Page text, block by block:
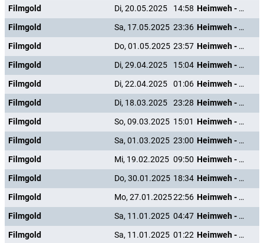
Filmgold
Di, 20.05.2025 14:58
Heimweh - Dort wo die Blumen blühn
Filmgold
Sa, 17.05.2025 23:36
Heimweh - Dort wo die Blumen blühn
Filmgold
Do, 01.05.2025 23:57
Heimweh - Dort wo die Blumen blühn
Filmgold
Di, 29.04.2025 15:04
Heimweh - Dort wo die Blumen blühn
Filmgold
Di, 22.04.2025 01:06
Heimweh - Dort wo die Blumen blühn
Filmgold
Di, 18.03.2025 23:28
Heimweh - Dort wo die Blumen blühn
Filmgold
So, 09.03.2025 15:01
Heimweh - Dort wo die Blumen blühn
Filmgold
Sa, 01.03.2025 23:00
Heimweh - Dort wo die Blumen blühn
Filmgold
Mi, 19.02.2025 09:50
Heimweh - Dort wo die Blumen blühn
Filmgold
Do, 30.01.2025 18:34
Heimweh - Dort wo die Blumen blühn
Filmgold
Mo, 27.01.202522:56
Heimweh - Dort wo die Blumen blühn
Filmgold
Sa, 11.01.2025 04:47
Heimweh - Dort wo die Blumen blühn
Filmgold
Sa, 11.01.2025 01:22
Heimweh - Dort wo die Blumen blühn